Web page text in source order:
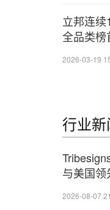
立邦连
全品类榜
2026-03-19
行业新
与美国
2026-08-07